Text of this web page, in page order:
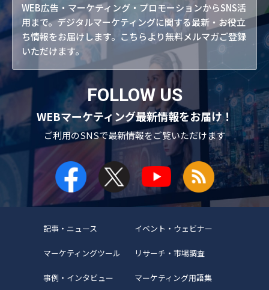
WEB広告・マーケティング・プロモーションからSNS活
用まで。デジタルマーケティングに関する最新・お役立
ち情報をお届けします。こちらより無料メルマガご登録
いただけます。
FOLLOW US
WEBマーケティング最新情報をお届け！
ご利用のSNSで最新情報をご覧いただけます
記事・ニュース イベント・ウェビナー
マーケティングツール リサーチ・市場調査
事例・インタビュー マーケティング用語集